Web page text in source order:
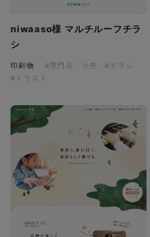
niwaaso様 マルチルーフチラ
シ
印刷物 #専門店・小売
#チラシ
#イラスト